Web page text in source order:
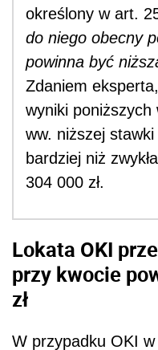
określony w art.
do niego obecny
powinna być
Zdaniem
wyniki poniższych
ww. niższej stawki
bardziej niż
304 000 zł.
Lokata OKI
przy kwocie
zł
W przypadku OKI